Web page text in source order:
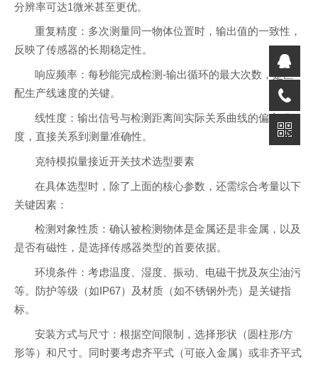
分辨率可达1微米甚至更优。
重复精度：多次测量同一物体位置时，输出值的一致性，
反映了传感器的长期稳定性。
响应频率：每秒能完成检测-输出循环的最大次数，是匹
配生产线速度的关键。
线性度：输出信号与检测距离间实际关系曲线的偏离程
度，直接关系到测量准确性。
克特模拟量接近开关技术选型要素
在具体选型时，除了上面的核心参数，还需综合考量以下
关键因素：
检测对象性质：确认被检测物体是金属还是非金属，以及
是否有磁性，是选择传感器类型的首要依据。
环境条件：考虑温度、湿度、振动、电磁干扰及灰尘油污
等。防护等级（如IP67）及材质（如不锈钢外壳）是关键指
标。
安装方式与尺寸：根据空间限制，选择形状（圆柱形/方
形等）和尺寸。同时要考虑齐平式（可嵌入金属）或非齐平式